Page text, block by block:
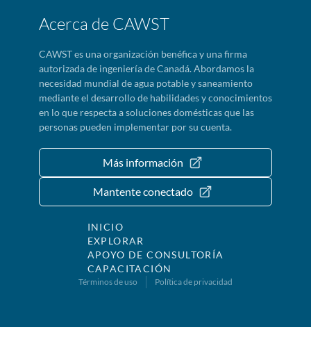
Acerca de CAWST
CAWST es una organización benéfica y una firma
autorizada de ingeniería de Canadá. Abordamos la
necesidad mundial de agua potable y saneamiento
mediante el desarrollo de habilidades y conocimientos
en lo que respecta a soluciones domésticas que las
personas pueden implementar por su cuenta.
Más información
Mantente conectado
INICIO
EXPLORAR
APOYO DE CONSULTORÍA
CAPACITACIÓN
Términos de uso Política de privacidad